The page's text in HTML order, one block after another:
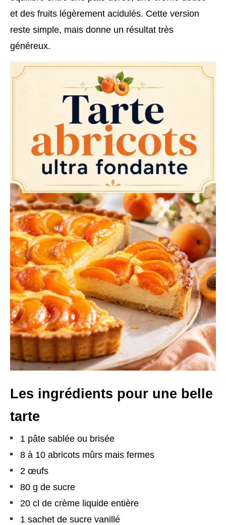
et des fruits légèrement acidulés. Cette version
reste simple, mais donne un résultat très
généreux.
Les ingrédients pour une belle
tarte
1 pâte sablée ou brisée
8 à 10 abricots mûrs mais fermes
2 œufs
80 g de sucre
20 cl de crème liquide entière
1 sachet de sucre vanillé